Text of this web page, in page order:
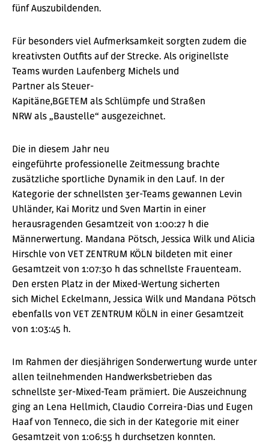
fünf Auszubildenden.
Für besonders viel Aufmerksamkeit sorgten zudem die
kreativsten Outfits auf der Strecke. Als originellste
Teams wurden Laufenberg Michels und
Partner als Steuer-
Kapitäne,BGETEM als Schlümpfe und Straßen
NRW als „Baustelle“ ausgezeichnet.
Die in diesem Jahr neu
eingeführte professionelle Zeitmessung brachte
zusätzliche sportliche Dynamik in den Lauf. In der
Kategorie der schnellsten 3er-Teams gewannen Levin
Uhländer, Kai Moritz und Sven Martin in einer
herausragenden Gesamtzeit von 1:00:27 h die
Männerwertung. Mandana Pötsch, Jessica Wilk und Alicia
Hirschle von VET ZENTRUM KÖLN bildeten mit einer
Gesamtzeit von 1:07:30 h das schnellste Frauenteam.
Den ersten Platz in der Mixed-Wertung sicherten
sich Michel Eckelmann, Jessica Wilk und Mandana Pötsch
ebenfalls von VET ZENTRUM KÖLN in einer Gesamtzeit
von 1:03:45 h.
Im Rahmen der diesjährigen Sonderwertung wurde unter
allen teilnehmenden Handwerksbetrieben das
schnellste 3er-Mixed-Team prämiert. Die Auszeichnung
ging an Lena Hellmich, Claudio Correira-Dias und Eugen
Haaf von Tenneco, die sich in der Kategorie mit einer
Gesamtzeit von 1:06:55 h durchsetzen konnten.